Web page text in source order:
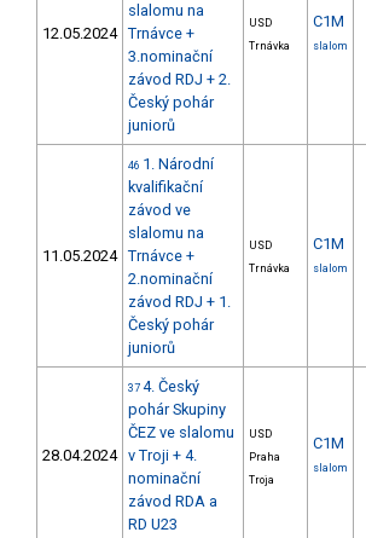
12.05.2024
slalomu na
Trnávce +
3.nominační
závod RDJ + 2.
Český pohár
juniorů
USD
Trnávka
C1M
slalom
11.05.2024
46 1. Národní
kvalifikační
závod ve
slalomu na
Trnávce +
2.nominační
závod RDJ + 1.
Český pohár
juniorů
USD
Trnávka
C1M
slalom
28.04.2024
37 4. Český
pohár Skupiny
ČEZ ve slalomu
v Troji + 4.
nominační
závod RDA a
RD U23
USD
Praha
Troja
C1M
slalom